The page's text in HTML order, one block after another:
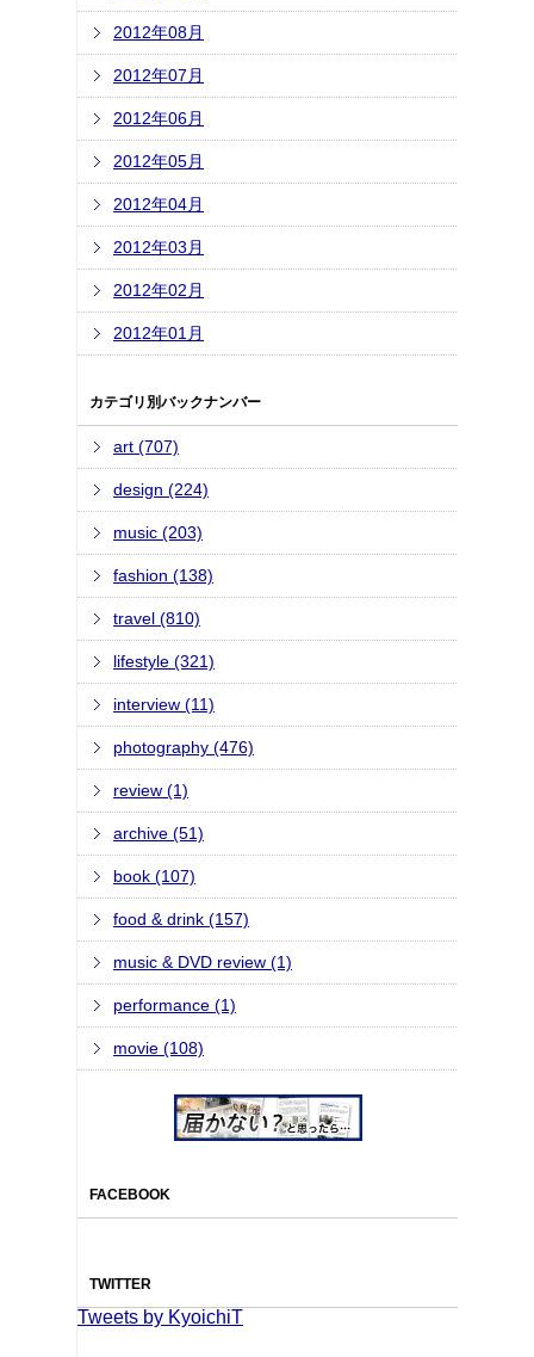
2012年08月
2012年07月
2012年06月
2012年05月
2012年04月
2012年03月
2012年02月
2012年01月
カテゴリ別バックナンバー
art (707)
design (224)
music (203)
fashion (138)
travel (810)
lifestyle (321)
interview (11)
photography (476)
review (1)
archive (51)
book (107)
food & drink (157)
music & DVD review (1)
performance (1)
movie (108)
FACEBOOK
TWITTER
Tweets by KyoichiT